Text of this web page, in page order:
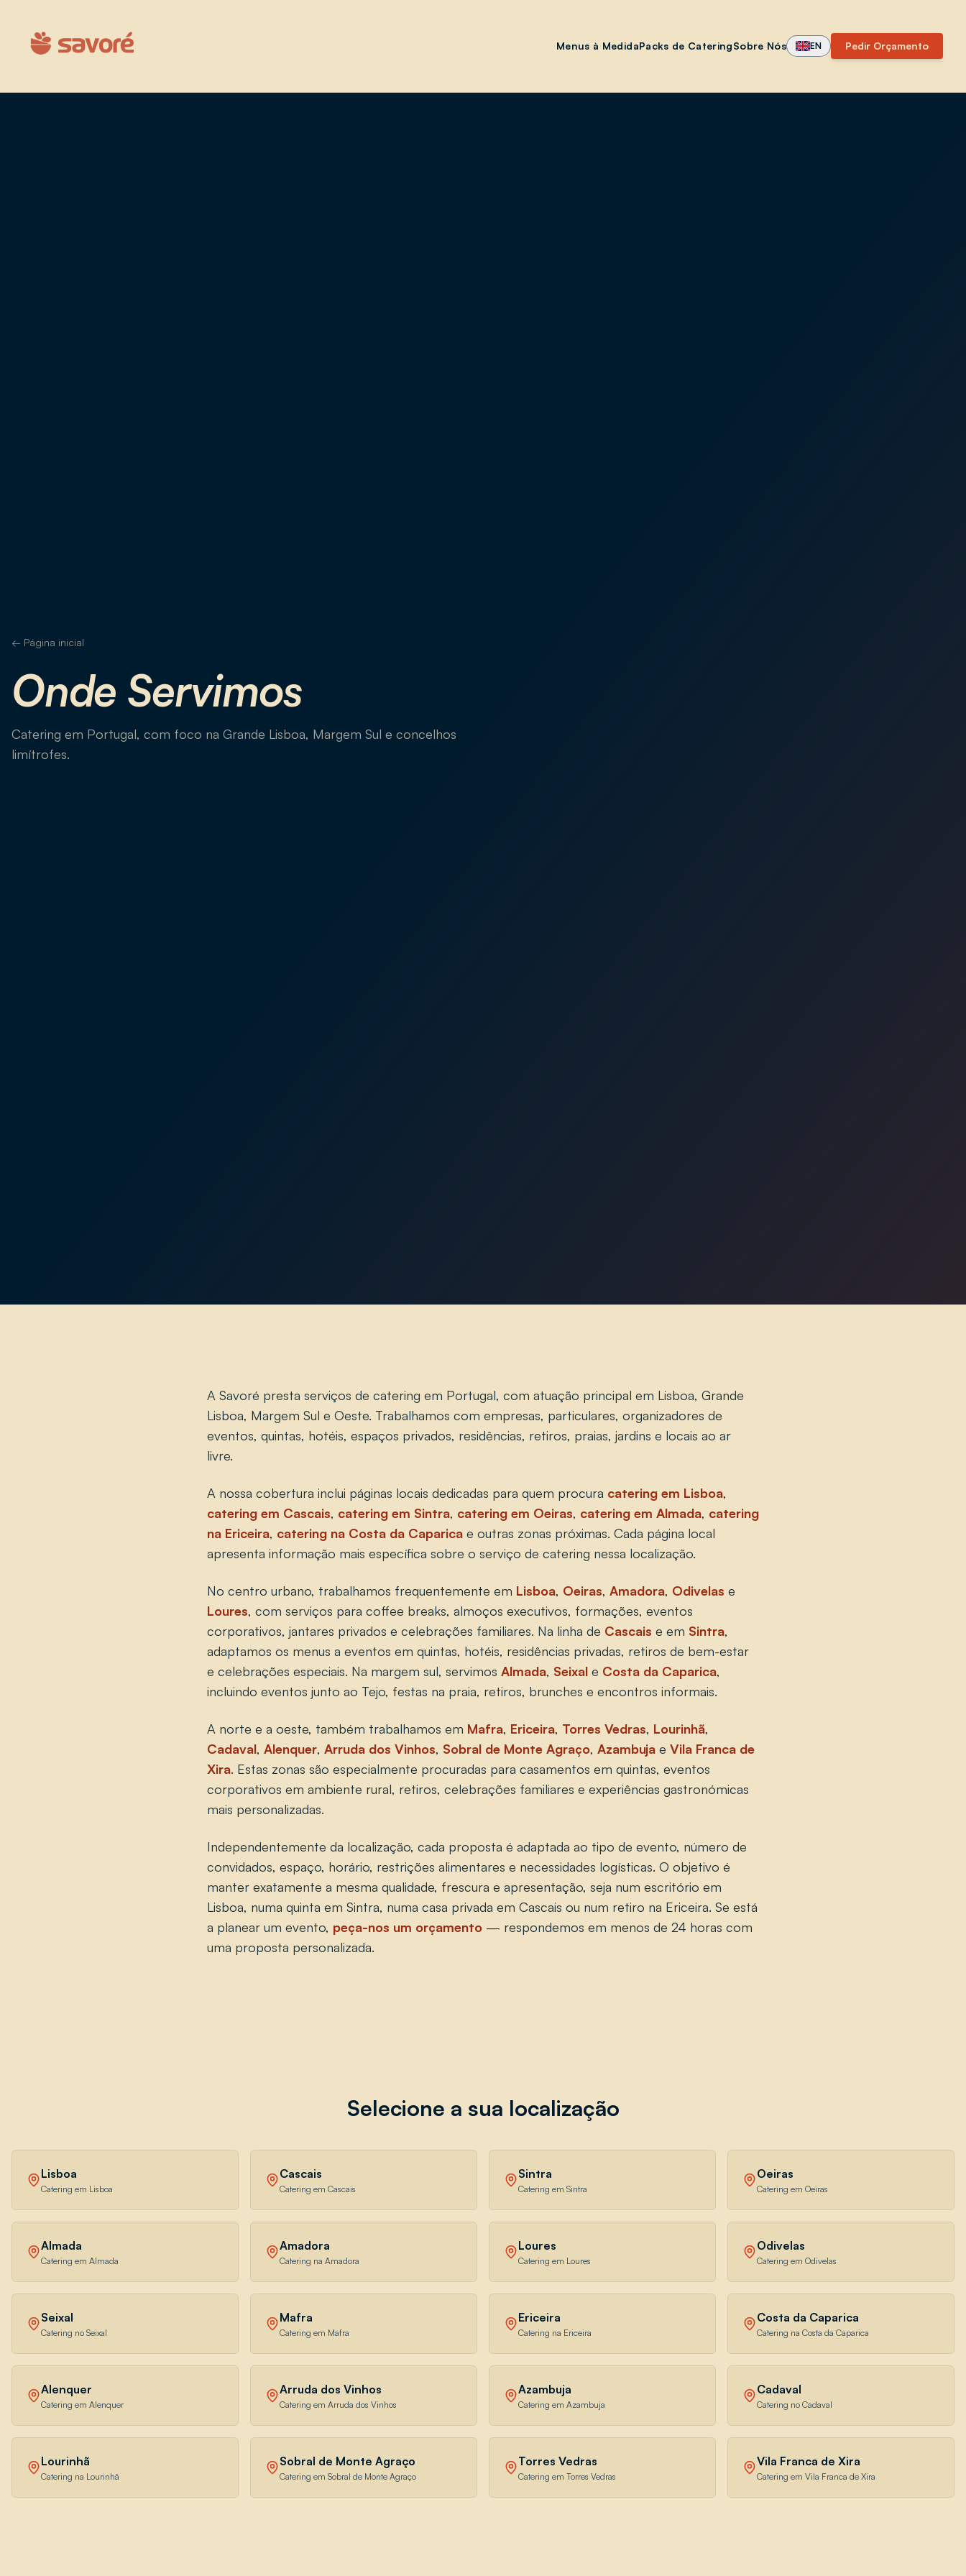
Menus à MedidaPacks de CateringSobre Nós EN Pedir Orçamento
← Página inicial
Onde Servimos
Catering em Portugal, com foco na Grande Lisboa, Margem Sul e concelhos
limítrofes.
A Savoré presta serviços de catering em Portugal, com atuação principal em Lisboa, Grande
Lisboa, Margem Sul e Oeste. Trabalhamos com empresas, particulares, organizadores de
eventos, quintas, hotéis, espaços privados, residências, retiros, praias, jardins e locais ao ar
livre.
A nossa cobertura inclui páginas locais dedicadas para quem procura catering em Lisboa,
catering em Cascais, catering em Sintra, catering em Oeiras, catering em Almada, catering
na Ericeira, catering na Costa da Caparica e outras zonas próximas. Cada página local
apresenta informação mais específica sobre o serviço de catering nessa localização.
No centro urbano, trabalhamos frequentemente em Lisboa, Oeiras, Amadora, Odivelas e
Loures, com serviços para coffee breaks, almoços executivos, formações, eventos
corporativos, jantares privados e celebrações familiares. Na linha de Cascais e em Sintra,
adaptamos os menus a eventos em quintas, hotéis, residências privadas, retiros de bem-estar
e celebrações especiais. Na margem sul, servimos Almada, Seixal e Costa da Caparica,
incluindo eventos junto ao Tejo, festas na praia, retiros, brunches e encontros informais.
A norte e a oeste, também trabalhamos em Mafra, Ericeira, Torres Vedras, Lourinhã,
Cadaval, Alenquer, Arruda dos Vinhos, Sobral de Monte Agraço, Azambuja e Vila Franca de
Xira. Estas zonas são especialmente procuradas para casamentos em quintas, eventos
corporativos em ambiente rural, retiros, celebrações familiares e experiências gastronómicas
mais personalizadas.
Independentemente da localização, cada proposta é adaptada ao tipo de evento, número de
convidados, espaço, horário, restrições alimentares e necessidades logísticas. O objetivo é
manter exatamente a mesma qualidade, frescura e apresentação, seja num escritório em
Lisboa, numa quinta em Sintra, numa casa privada em Cascais ou num retiro na Ericeira. Se está
a planear um evento, peça-nos um orçamento — respondemos em menos de 24 horas com
uma proposta personalizada.
Selecione a sua localização
Lisboa
Catering em Lisboa
Cascais
Catering em Cascais
Sintra
Catering em Sintra
Oeiras
Catering em Oeiras
Almada
Catering em Almada
Amadora
Catering na Amadora
Loures
Catering em Loures
Odivelas
Catering em Odivelas
Seixal
Catering no Seixal
Mafra
Catering em Mafra
Ericeira
Catering na Ericeira
Costa da Caparica
Catering na Costa da Caparica
Alenquer
Catering em Alenquer
Arruda dos Vinhos
Catering em Arruda dos Vinhos
Azambuja
Catering em Azambuja
Cadaval
Catering no Cadaval
Lourinhã
Catering na Lourinhã
Sobral de Monte Agraço
Catering em Sobral de Monte Agraço
Torres Vedras
Catering em Torres Vedras
Vila Franca de Xira
Catering em Vila Franca de Xira